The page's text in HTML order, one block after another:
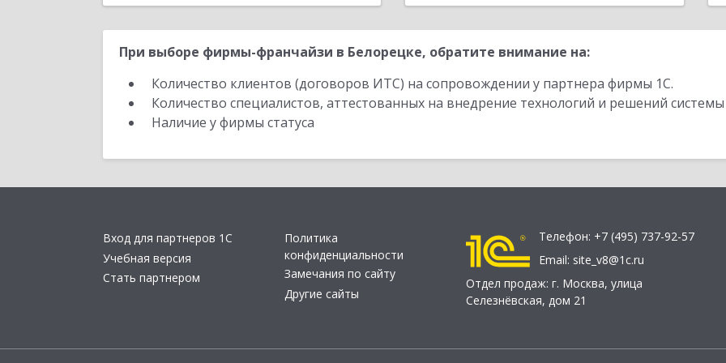
При выборе фирмы-франчайзи в Белорецке, обратите внимание на:
Количество клиентов (договоров ИТС) на сопровождении у партнера фирмы 1С.
Количество специалистов, аттестованных на внедрение технологий и решений
Наличие у фирмы статуса
Вход для партнеров 1С
Учебная версия
Стать партнером
Политика
конфиденциальности
Замечания по сайту
Другие сайты
Телефон: +7 (495) 737-92-57
Email: site_v8@1c.ru
Отдел продаж: г. Москва, улица
Селезнёвская, дом 21